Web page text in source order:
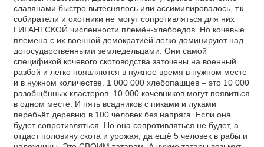
славянами быстро вытеснялось или ассимилировалось, т.к.
собиратели и охотники не могут сопротивляться для них
ГИГАНТСКОЙ численности племён-хлебоедов. Но кочевые
племена с их военной демократией легко доминируют над
догосударственными земледельцами. Они самой
спецификой кочевого скотоводства заточены на военный
разбой и легко появляются в нужное время в нужном месте
и в нужном количестве. 1 000 000 хлебопашцев – это 10 000
разобщённых кластеров. 10 000 кочевников могут появиться
в одном месте. И пять всадников с пиками и луками
перебьёт деревню в 100 человек без напряга. Если она
будет сопротивляться. Но она сопротивляться не будет, а
отдаст половину скота и урожая, да ещё 5 человек в рабы и